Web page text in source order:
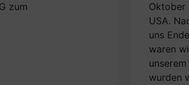
zum
Oktober
USA.
uns
waren
wurden